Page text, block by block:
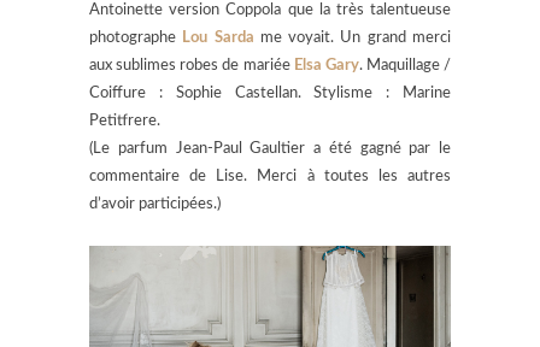
Antoinette version Coppola que la très talentueuse
photographe Lou Sarda me voyait. Un grand merci
aux sublimes robes de mariée Elsa Gary. Maquillage /
Coiffure : Sophie Castellan. Stylisme : Marine
Petitfrere.
(Le parfum Jean-Paul Gaultier a été gagné par le
commentaire de Lise. Merci à toutes les autres
d’avoir participées.)